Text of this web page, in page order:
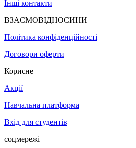
Інші контакти
ВЗАЄМОВІДНОСИНИ
Політика конфіденційності
Договори оферти
Корисне
Акції
Навчальна платформа
Вхід для студентів
соцмережі